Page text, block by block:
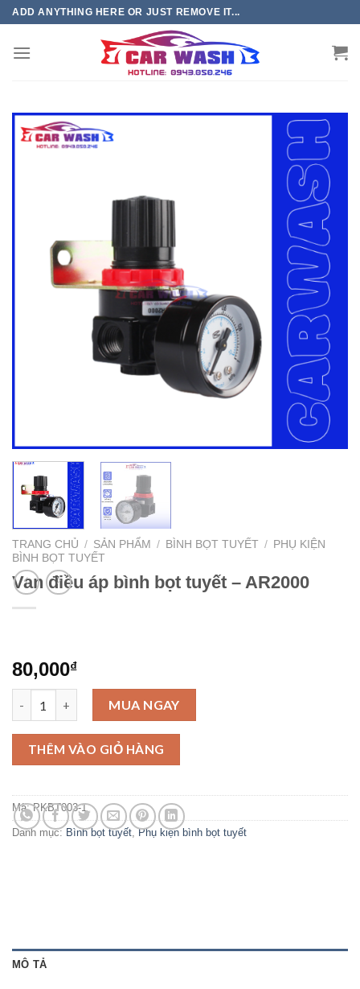
Chuyển
phần
ADD ANYTHING HERE OR JUST REMOVE IT...
TRANG CHỦ / SẢN PHẨM / BÌNH BỌT TUYẾT / PHỤ KIỆN
BÌNH BỌT TUYẾT
Van điều áp bình bọt tuyết – AR2000
80,000₫
MUA NGAY
THÊM VÀO GIỎ HÀNG
Mã:PKBT003-1
Danh mục: Bình bọt tuyết ,Phụ kiện bình bọt tuyết
MÔ TẢ